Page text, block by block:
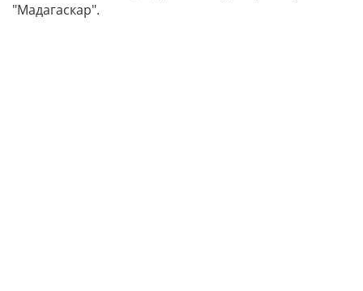
"Мадагаскар".